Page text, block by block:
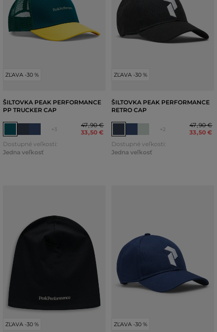
ZĽAVA -30 %
ŠILTOVKA PEAK PERFORMANCE
PP TRUCKER CAP
+3
47,90 €
33,50 €
Dostupné veľkosti:
Jedna veľkosť
ZĽAVA -30 %
ŠILTOVKA PEAK PERFORMANCE
RETRO CAP
+2
47,90 €
33,50 €
Dostupné veľkosti:
Jedna veľkosť
ZĽAVA -30 % ZĽAVA -30 %